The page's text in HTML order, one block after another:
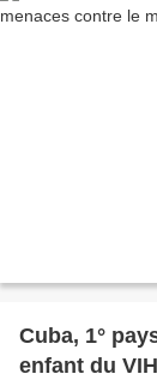
Cuba, 1°
enfant du